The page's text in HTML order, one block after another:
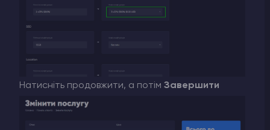
Натисніть продовжити, а потім Завершити